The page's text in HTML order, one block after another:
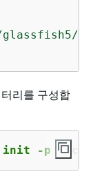
리를 구성합
init -p